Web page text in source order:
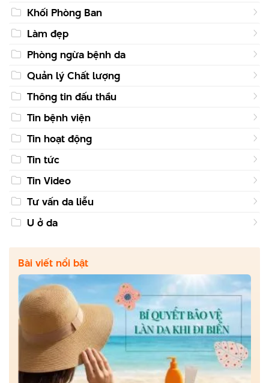
Khối Phòng Ban
Làm đẹp
Phòng ngừa bệnh da
Quản lý Chất lượng
Thông tin đấu thầu
Tin bệnh viện
Tin hoạt động
Tin tức
Tin Video
Tư vấn da liễu
U ở da
Bài viết nổi bật